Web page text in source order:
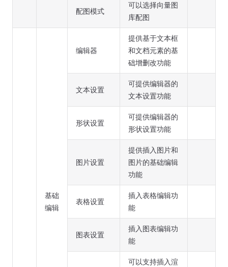
配图模式
可以选择向量图
库配图
基础
编辑
编辑器
提供基于文本框
和文档元素的基
础增删改功能
文本设置
可提供编辑器的
文本设置功能
形状设置
可提供编辑器的
形状设置功能
图片设置
提供插入图片和
图片的基础编辑
功能
表格设置
插入表格编辑功
能
图表设置
插入图表编辑功
能
可以支持插入渲